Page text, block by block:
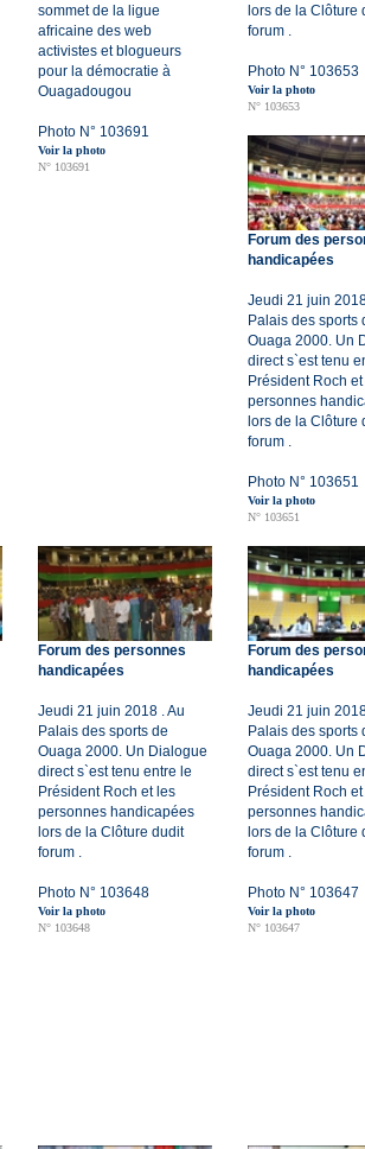
sommet de la ligue
africaine des web
activistes et blogueurs
pour la démocratie à
Ouagadougou
Photo N° 103691
Voir la photo
N° 103691
lors de la Clôture
forum .
Photo N° 103653
Voir la photo
N° 103653
Forum des
handicapées
Jeudi 21 juin
Palais des sports
Ouaga 2000. Un
direct s`est tenu
Président Roch
personnes
lors de la Clôture
forum .
Photo N° 103651
Voir la photo
N° 103651
Forum des personnes
handicapées
Jeudi 21 juin 2018 . Au
Palais des sports de
Ouaga 2000. Un Dialogue
direct s`est tenu entre le
Président Roch et les
personnes handicapées
lors de la Clôture dudit
forum .
Photo N° 103648
Voir la photo
N° 103648
Forum des
handicapées
Jeudi 21 juin
Palais des sports
Ouaga 2000. Un
direct s`est tenu
Président Roch
personnes
lors de la Clôture
forum .
Photo N° 103647
Voir la photo
N° 103647